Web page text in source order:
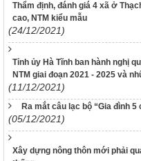
Thẩm định, đánh giá 4 xã ở
cao, NTM kiểu mẫu
(24/12/2021)
Tỉnh ủy Hà Tĩnh ban hành nghị
NTM giai đoạn 2021 - 2025 và
(11/12/2021)
Ra mắt câu lạc bộ “Gia đình
(05/12/2021)
Xây dựng nông thôn mới phải